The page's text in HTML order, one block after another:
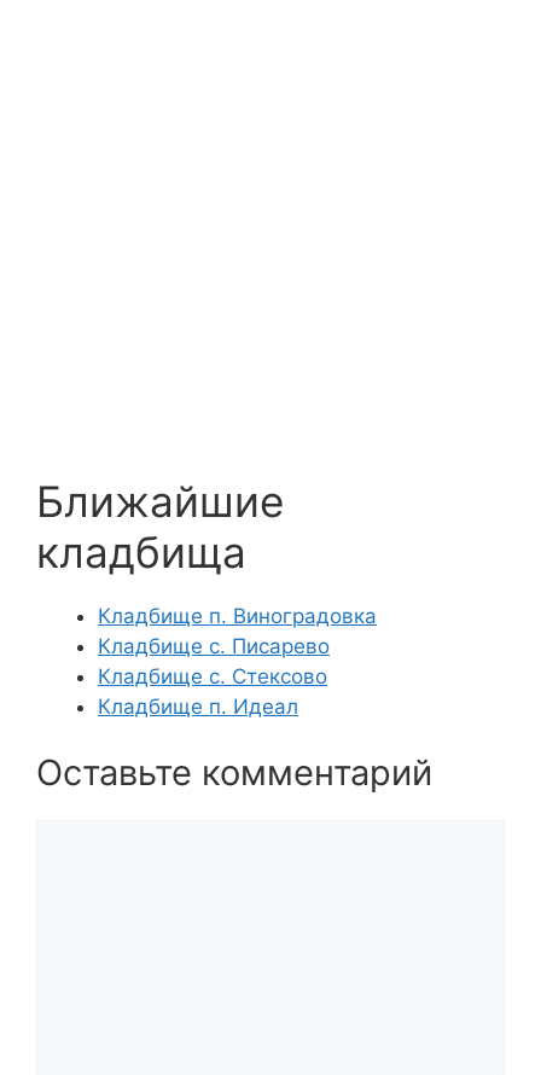
Ближайшие
кладбища
Кладбище п. Виноградовка
Кладбище с. Писарево
Кладбище с. Стексово
Кладбище п. Идеал
Оставьте комментарий